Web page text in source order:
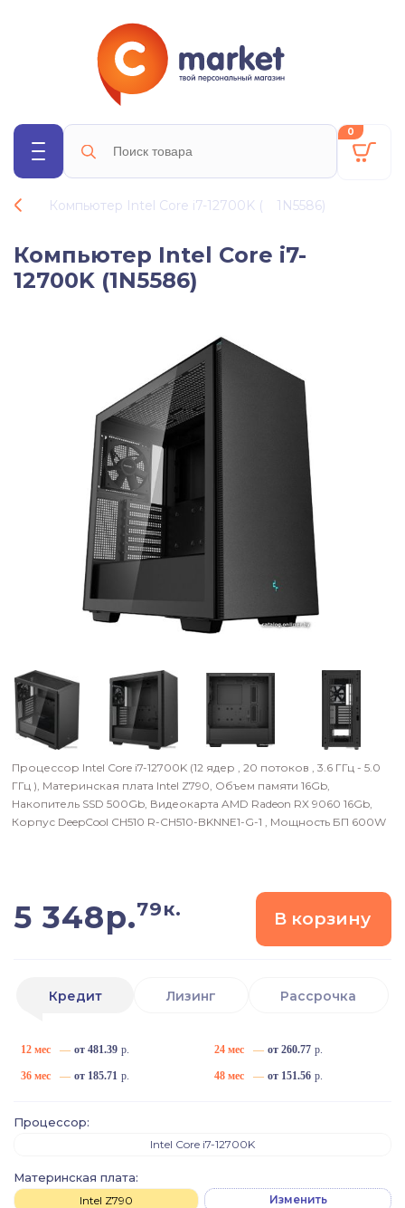
0
Компьютер Intel Core i7-12700K ( 1N5586)
Компьютер Intel Core i7-
12700K (1N5586)
Процессор Intel Core i7-12700K (12 ядер , 20 потоков , 3.6 ГГц - 5.0
ГГц ), Материнская плата Intel Z790 Объем памяти 16Gb
Накопитель SSD 500Gb Видеокарта AMD Radeon RX 9060 16Gb,
Корпус DeepCool CH510 R-CH510-BKNNE1-G-1 , Мощность БП 600W
5 348р.79к. В корзину
Кредит Лизинг Рассрочка
12 мес — от 481.39 р. 24 мес — от 260.77 р.
36 мес — от 185.71 р. 48 мес — от 151.56 р.
Процессор:
Intel Core i7-12700K
Материнская плата:
Intel Z790 Изменить